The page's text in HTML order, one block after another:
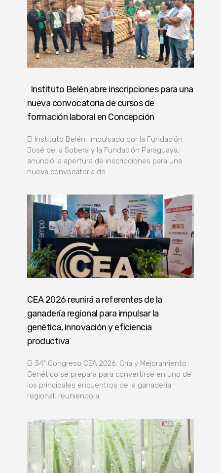
Instituto Belén abre inscripciones para una
nueva convocatoria de cursos de
formación laboral en Concepción
El Instituto Belén, impulsado por la Fundación
José de la Sobera y la Fundación Paraguaya,
anunció la apertura de inscripciones para una
nueva convocatoria de
CEA 2026 reunirá a referentes de la
ganadería regional para impulsar la
genética, innovación y eficiencia
productiva
El 34º Congreso CEA 2026: Cría y Mejoramiento
Genético se prepara para convertirse en uno de
los principales encuentros de la ganadería
regional, reuniendo a